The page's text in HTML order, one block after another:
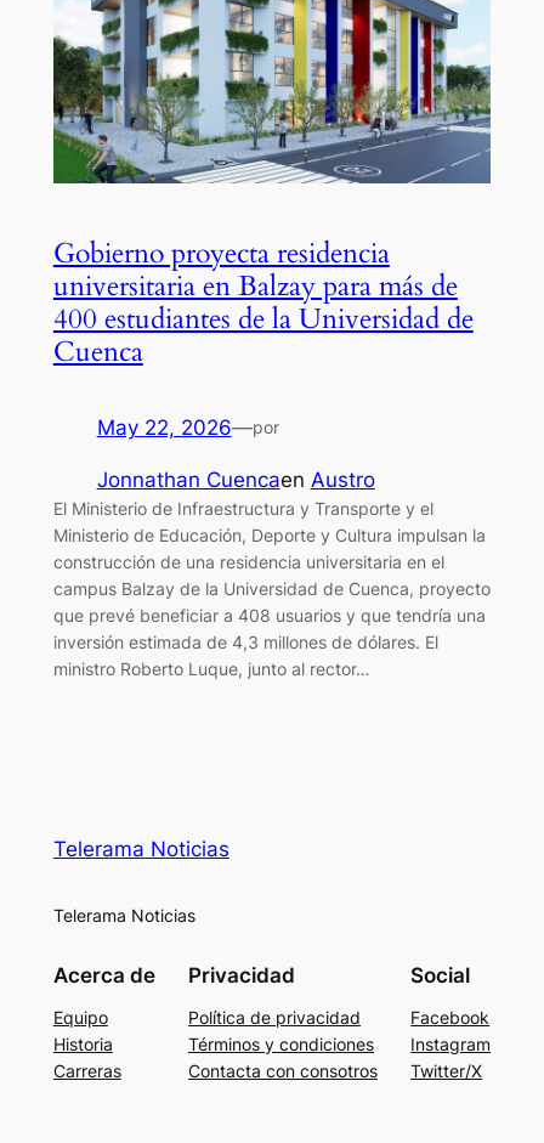
Gobierno proyecta residencia
universitaria en Balzay para más de
400 estudiantes de la Universidad de
Cuenca
May 22, 2026—por
Jonnathan Cuencaen Austro
El Ministerio de Infraestructura y Transporte y el
Ministerio de Educación, Deporte y Cultura impulsan la
construcción de una residencia universitaria en el
campus Balzay de la Universidad de Cuenca, proyecto
que prevé beneficiar a 408 usuarios y que tendría una
inversión estimada de 4,3 millones de dólares. El
ministro Roberto Luque, junto al rector…
Telerama Noticias
Telerama Noticias
Acerca de
Equipo
Historia
Carreras
Privacidad
Política de privacidad
Términos y condiciones
Contacta con consotros
Social
Facebook
Instagram
Twitter/X